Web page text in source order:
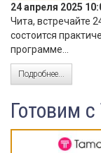
24 апреля 2025
Чита, встречайте
состоится
программе...
Подробнее...
Готовим